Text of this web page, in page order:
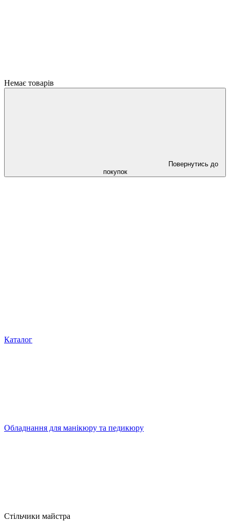
Немає товарів
Повернутись до
покупок
Каталог
Обладнання для манікюру та педикюру
Стільчики майстра